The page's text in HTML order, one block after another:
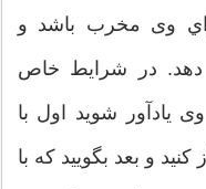
براي وی مخرب باشد و
در شرایط خاص
یادآور شوید اول با
و بعد بگویید که با